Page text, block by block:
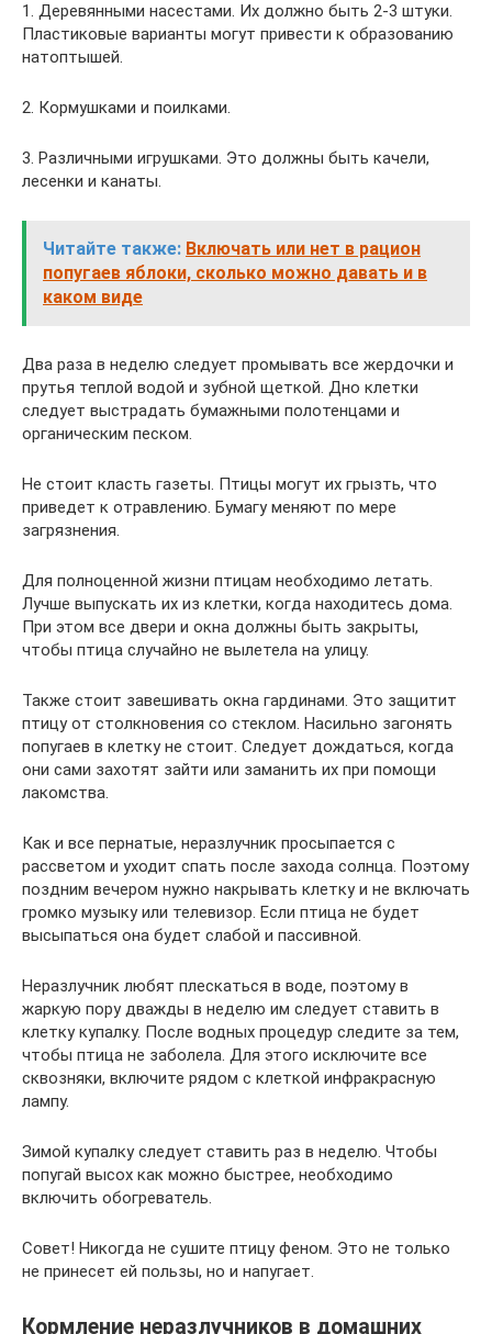
1. Деревянными насестами. Их должно быть 2-3 штуки.
Пластиковые варианты могут привести к образованию
натоптышей.
2. Кормушками и поилками.
3. Различными игрушками. Это должны быть качели,
лесенки и канаты.
Читайте также: Включать или нет в рацион
попугаев яблоки, сколько можно давать и в
каком виде
Два раза в неделю следует промывать все жердочки и
прутья теплой водой и зубной щеткой. Дно клетки
следует выстрадать бумажными полотенцами и
органическим песком.
Не стоит класть газеты. Птицы могут их грызть, что
приведет к отравлению. Бумагу меняют по мере
загрязнения.
Для полноценной жизни птицам необходимо летать.
Лучше выпускать их из клетки, когда находитесь дома.
При этом все двери и окна должны быть закрыты,
чтобы птица случайно не вылетела на улицу.
Также стоит завешивать окна гардинами. Это защитит
птицу от столкновения со стеклом. Насильно загонять
попугаев в клетку не стоит. Следует дождаться, когда
они сами захотят зайти или заманить их при помощи
лакомства.
Как и все пернатые, неразлучник просыпается с
рассветом и уходит спать после захода солнца. Поэтому
поздним вечером нужно накрывать клетку и не включать
громко музыку или телевизор. Если птица не будет
высыпаться она будет слабой и пассивной.
Неразлучник любят плескаться в воде, поэтому в
жаркую пору дважды в неделю им следует ставить в
клетку купалку. После водных процедур следите за тем,
чтобы птица не заболела. Для этого исключите все
сквозняки, включите рядом с клеткой инфракрасную
лампу.
Зимой купалку следует ставить раз в неделю. Чтобы
попугай высох как можно быстрее, необходимо
включить обогреватель.
Совет! Никогда не сушите птицу феном. Это не только
не принесет ей пользы, но и напугает.
Кормление неразлучников в домашних